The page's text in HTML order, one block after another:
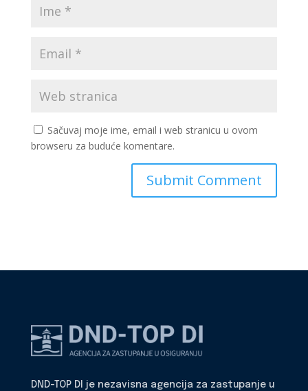
Sačuvaj moje ime, email i web stranicu u ovom
browseru za buduće komentare.
DND-TOP DI je nezavisna agencija za zastupanje u